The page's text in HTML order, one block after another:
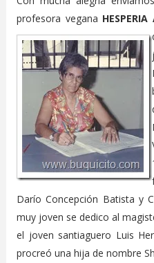
profesora vegana
Darío Concepción Batista y
muy joven se dedico al
el joven santiaguero Luis
procreó una hija de nombre